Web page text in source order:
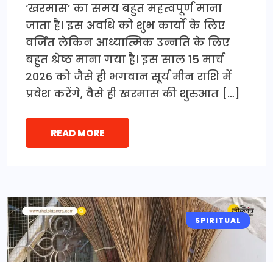
‘खरमास’ का समय बहुत महत्वपूर्ण माना
जाता है। इस अवधि को शुभ कार्यों के लिए
वर्जित लेकिन आध्यात्मिक उन्नति के लिए
बहुत श्रेष्ठ माना गया है। इस साल 15 मार्च
2026 को जैसे ही भगवान सूर्य मीन राशि में
प्रवेश करेंगे, वैसे ही खरमास की शुरुआत […]
READ MORE
SPIRITUAL